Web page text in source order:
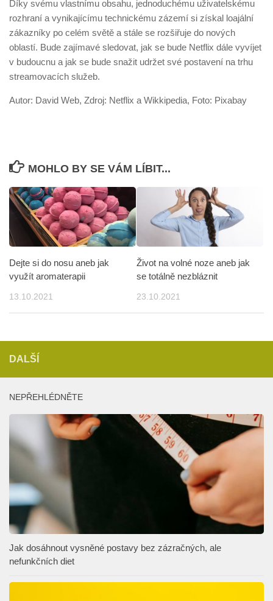
Díky svému vlastnímu obsahu, jednoduchému uživatelskému
rozhraní a vynikajícímu technickému zázemí si získal loajální
zákazníky po celém světě a stále se rozšiřuje do nových
oblastí. Bude zajímavé sledovat, jak se bude Netflix dále vyvíjet
v budoucnu a jak se bude snažit udržet své postavení na trhu
streamovacích služeb.
Autor: David Web, Zdroj: Netflix a Wikkipedia, Foto: Pixabay
MOHLO BY SE VÁM LÍBIT...
Dejte si do nosu aneb jak
využít aromaterapii
13.10.2021
Život na volné noze aneb jak
se totálně nezbláznit
23.10.2021
DALŠÍ
NEPŘEHLÉDNĚTE
Jak dosáhnout vysněné postavy bez zázračných, ale
nefunkčních diet